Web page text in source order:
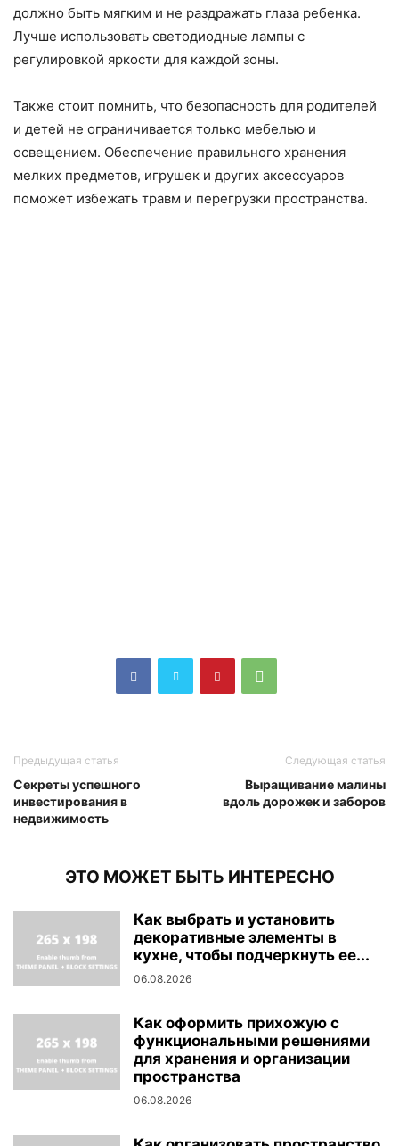
должно быть мягким и не раздражать глаза ребенка.
Лучше использовать светодиодные лампы с
регулировкой яркости для каждой зоны.
Также стоит помнить, что безопасность для родителей
и детей не ограничивается только мебелью и
освещением. Обеспечение правильного хранения
мелких предметов, игрушек и других аксессуаров
поможет избежать травм и перегрузки пространства.
Предыдущая статья
Секреты успешного
инвестирования в
недвижимость
Следующая статья
Выращивание малины
вдоль дорожек и заборов
ЭТО МОЖЕТ БЫТЬ ИНТЕРЕСНО
Как выбрать и установить
декоративные элементы в
кухне, чтобы подчеркнуть ее...
06.08.2026
Как оформить прихожую с
функциональными решениями
для хранения и организации
пространства
06.08.2026